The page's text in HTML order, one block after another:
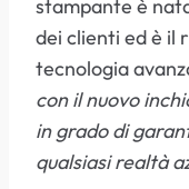
stampante è
dei clienti ed è il
tecnologia
con il nuovo
in grado di
qualsiasi realtà